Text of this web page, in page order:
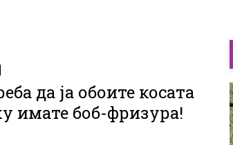
да ја обоите косата
имате боб-фризура!